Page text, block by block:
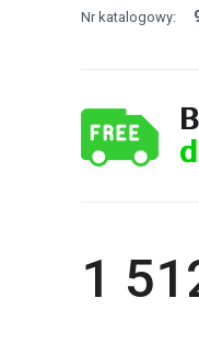
Nr katalogowy:
1